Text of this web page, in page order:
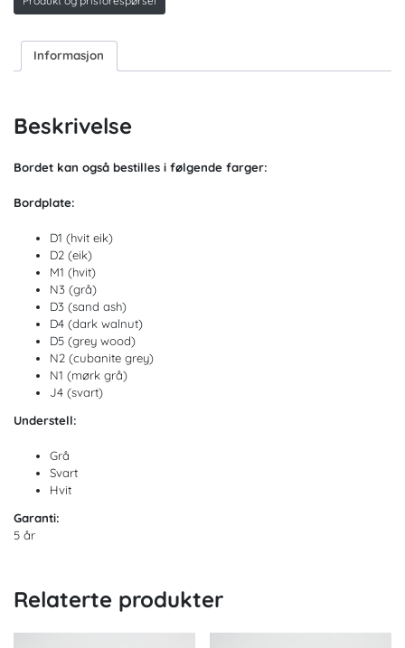
Informasjon
Beskrivelse
Bordet kan også bestilles i følgende farger:
Bordplate:
D1 (hvit eik)
D2 (eik)
M1 (hvit)
N3 (grå)
D3 (sand ash)
D4 (dark walnut)
D5 (grey wood)
N2 (cubanite grey)
N1 (mørk grå)
J4 (svart)
Understell:
Grå
Svart
Hvit
Garanti:
5 år
Relaterte produkter